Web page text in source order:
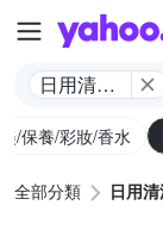
日用清潔/
/保養/彩妝/香水
全部分類 日用